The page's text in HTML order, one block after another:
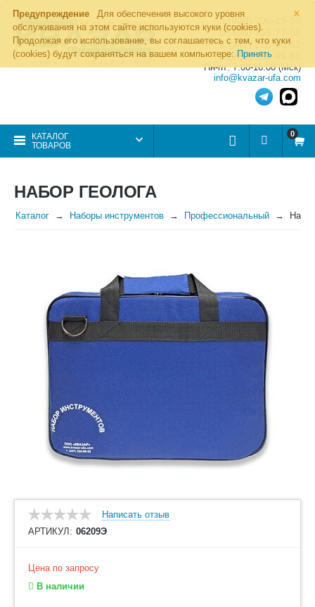
×
Предупреждение
Для обеспечения высокого уровня
обслуживания на этом сайте используются куки (cookies).
Продолжая его использование, вы соглашаетесь с тем, что куки
(cookies) будут сохраняться на вашем компьютере: Принять
8 (800) 700-19-50
8 (495) 255-77-08
8 (347) 225-00-52
8 (986) 963-95-80
Пн-пт: 7.00-16.00 (Мск)
info@kvazar-ufa.com
КАТАЛОГ
ТОВАРОВ
0
НАБОР ГЕОЛОГА
Каталог Наборы инструментов Профессиональный
Написать отзыв
АРТИКУЛ: 06209Э
Цена по запросу
В наличии